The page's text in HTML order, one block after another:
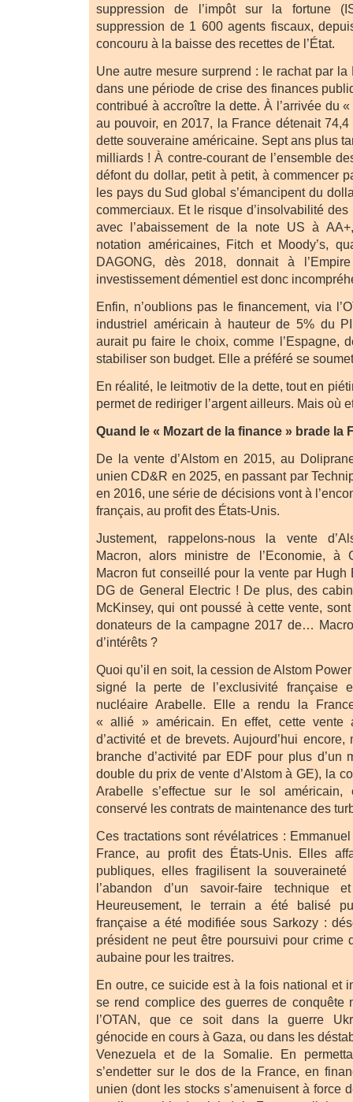
suppression de l’impôt sur la fortune
suppression de 1 600 agents fiscaux,
concouru à la baisse des recettes de l’État.
Une autre mesure surprend : le rachat par
dans une période de crise des finances
contribué à accroître la dette. À l’arrivée du
au pouvoir, en 2017, la France détenait
dette souveraine américaine. Sept ans plus
milliards ! À contre-courant de l’ensemble
défont du dollar, petit à petit, à commencer
les pays du Sud global s’émancipent du
commerciaux. Et le risque d’insolvabilité
avec l’abaissement de la note US à
notation américaines, Fitch et Moody’s,
DAGONG, dès 2018, donnait à
investissement démentiel est donc
Enfin, n’oublions pas le financement, via
industriel américain à hauteur de 5% du
aurait pu faire le choix, comme l’Espagne,
stabiliser son budget. Elle a préféré se
En réalité, le leitmotiv de la dette, tout en
permet de rediriger l’argent ailleurs. Mais où
Quand le « Mozart de la finance » brade la
De la vente d’Alstom en 2015, au
unien CD&R en 2025, en passant par
en 2016, une série de décisions vont à
français, au profit des États-Unis.
Justement, rappelons-nous la vente
Macron, alors ministre de l’Economie, à
Macron fut conseillé pour la vente par Hugh
DG de General Electric ! De plus, des
McKinsey, qui ont poussé à cette vente,
donateurs de la campagne 2017 de…
d’intérêts ?
Quoi qu’il en soit, la cession de Alstom
signé la perte de l’exclusivité française
nucléaire Arabelle. Elle a rendu la
« allié » américain. En effet, cette vente
d’activité et de brevets. Aujourd’hui encore,
branche d’activité par EDF pour plus d’un
double du prix de vente d’Alstom à GE), la
Arabelle s’effectue sur le sol
conservé les contrats de maintenance des
Ces tractations sont révélatrices :
France, au profit des États-Unis. Elles
publiques, elles fragilisent la
l’abandon d’un savoir-faire technique
Heureusement, le terrain a été balisé
française a été modifiée sous Sarkozy :
président ne peut être poursuivi pour crime
aubaine pour les traitres.
En outre, ce suicide est à la fois national et
se rend complice des guerres de conquête
l’OTAN, que ce soit dans la guerre
génocide en cours à Gaza, ou dans les
Venezuela et de la Somalie. En
s’endetter sur le dos de la France, en
unien (dont les stocks s’amenuisent à force